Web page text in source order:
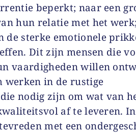
beperkt; naar een
hun relatie met het
de sterke emotionele
Dit zijn mensen die
vaardigheden willen
in de rustige
nodig zijn om wat van
af te leveren.
met een